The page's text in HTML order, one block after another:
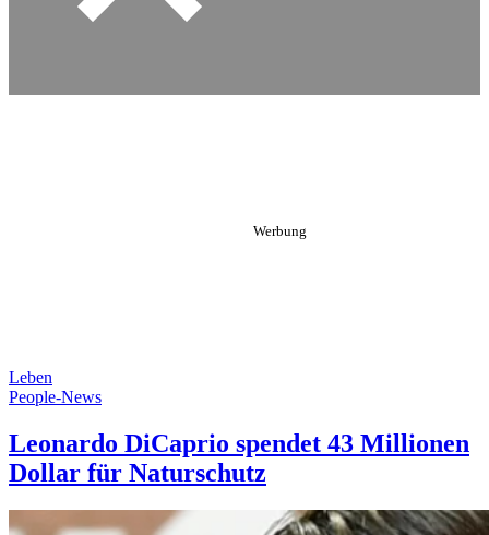
Leben
People-News
Leonardo DiCaprio spendet 43 Millionen
Dollar für Naturschutz